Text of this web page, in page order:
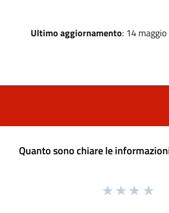
Ultimo aggiornamento: 14
Quanto sono chiare le